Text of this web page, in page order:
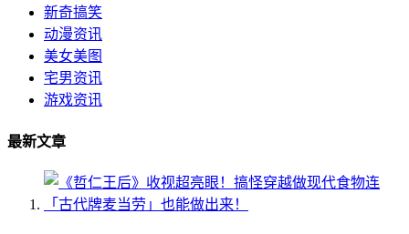
新奇搞笑
动漫资讯
美女美图
宅男资讯
游戏资讯
最新文章